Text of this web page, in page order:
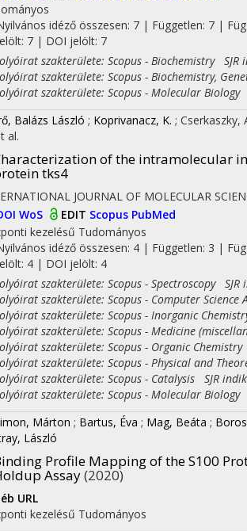
idéző összesen: 7| Független: 7 |
7 | DOI jelölt: 7
szakterülete: Scopus - Biochemistry SJR
szakterülete: Scopus - Biochemistry,
szakterülete: Scopus - Molecular Biology
Balázs László ; Koprivanacz, K. ; Cserkaszky,
al.
of the intramolecular
tks4
JOURNAL OF MOLECULAR
WoS EDIT Scopus PubMed
kezelésű Tudományos
idéző összesen: 4| Független: 3 |
4 | DOI jelölt: 4
szakterülete: Scopus - Spectroscopy SJR
szakterülete: Scopus - Computer
szakterülete: Scopus - Inorganic
szakterülete: Scopus - Medicine
szakterülete: Scopus - Organic
szakterülete: Scopus - Physical and
szakterülete: Scopus - Catalysis SJR
szakterülete: Scopus - Molecular Biology
Márton ; Bartus, Éva ; Mag, Beáta ;
László
Profile Mapping of the S100
Assay(2020)
URL
kezelésű Tudományos